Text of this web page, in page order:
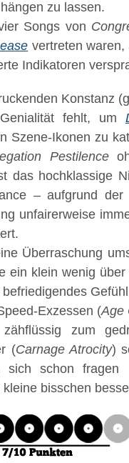
zu lassen.
Songs von
vertreten
Indikatoren
Konstanz
fehlt, um
Szene-Ikonen zu
Pestilence
das hochklassige
– aufgrund der
unfairerweise
Überraschung
ein klein wenig
Exzessen (Age
zum
(Carnage Atrocity)
sich schon
bisschen